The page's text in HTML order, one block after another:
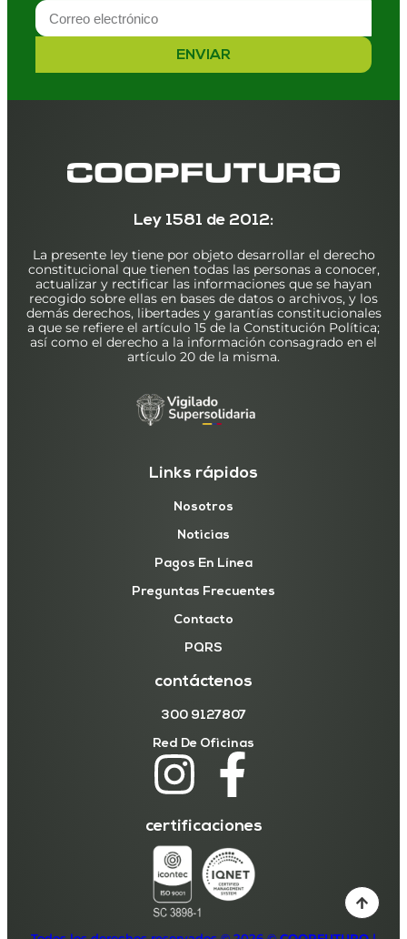
ENVIAR
Ley 1581 de 2012:
La presente ley tiene por objeto desarrollar el derecho
constitucional que tienen todas las personas a conocer,
actualizar y rectificar las informaciones que se hayan
recogido sobre ellas en bases de datos o archivos, y los
demás derechos, libertades y garantías constitucionales
a que se refiere el artículo 15 de la Constitución Política;
así como el derecho a la información consagrado en el
artículo 20 de la misma.
Links rápidos
Nosotros
Noticias
Pagos En Línea
Preguntas Frecuentes
Contacto
PQRS
contáctenos
300 9127807
Red De Oficinas
certificaciones